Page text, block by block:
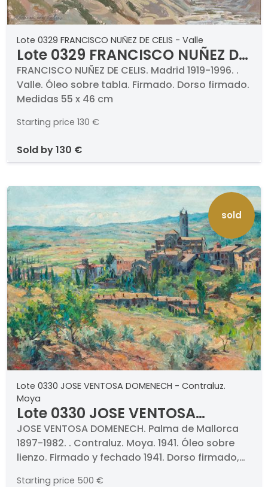
Lote 0329 FRANCISCO NUÑEZ DE CELIS - Valle
Lote 0329 FRANCISCO NUÑEZ DE
CELIS - Valle
FRANCISCO NUÑEZ DE CELIS. Madrid 1919-1996. .
Valle. Óleo sobre tabla. Firmado. Dorso firmado.
Medidas 55 x 46 cm
Starting price 130 €
sold by130 €
sold
Lote 0330 JOSE VENTOSA DOMENECH - Contraluz.
Moya
Lote 0330 JOSE VENTOSA
DOMENECH - Contraluz. Moya
JOSE VENTOSA DOMENECH. Palma de Mallorca
1897-1982. . Contraluz. Moya. 1941. Óleo sobre
lienzo. Firmado y fechado 1941. Dorso firmado,
Starting price 500 €